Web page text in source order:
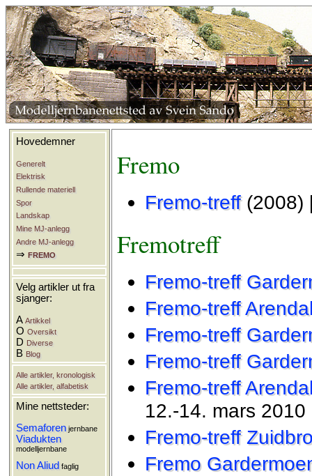
Hovedemner
Generelt
Elektrisk
Rullende materiell
Spor
Landskap
Mine MJ-anlegg
Andre MJ-anlegg
⇒FREMO
Velg artikler ut fra
sjanger:
AArtikkel
OOversikt
D Diverse
B Blog
Alle artikler, kronologisk
Alle artikler, alfabetisk
Mine nettsteder:
Semaforen jernbane
Viadukten
modelljernbane
Non Aliud faglig
Fremo
Fremo-treff(2008)
Fremotreff
Fremo-treff
Fremo-treff
Fremo-treff
Fremo-treff
Fremo-treff
12.-14. mars 2010
Fremo-treff
Fremo